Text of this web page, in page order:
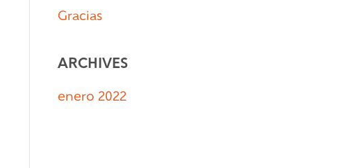
Gracias
ARCHIVES
enero 2022